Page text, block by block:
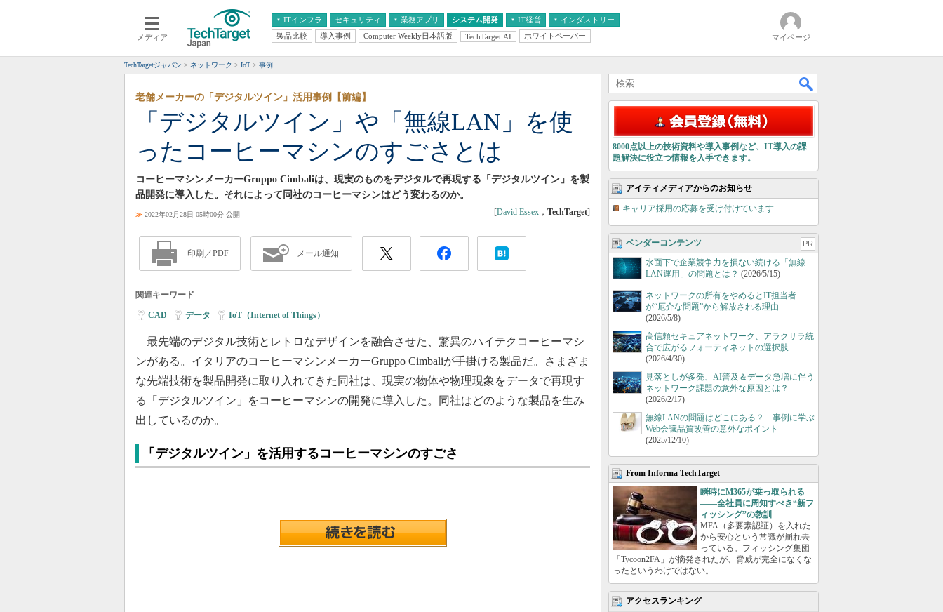
メディア
ITインフラ
クラウド
スマートモバイル
ネットワーク
システム運用管理
セキュリティ 業務アプリ
エンタープライズAI
ERP
CX
情報系システム
システム開発 IT経営
経営とIT
インダストリー
医療IT
製品比較 導入事例 Computer Weekly日本語版 TechTarget.AI ホワイトペーパー マイページ
TechTargetジャパン ネットワーク IoT 事例
「デジタルツイン」や「無線LAN」を使
ったコーヒーマシンのすごさとは
老舗メーカーの「デジタルツイン」活用事例【前編】
コーヒーマシンメーカーGruppo Cimbaliは、現実のものをデジタルで再現する「デジタルツイン」を製
品開発に導入した。それによって同社のコーヒーマシンはどう変わるのか。
≫ 2022年02月28日 05時00分 公開 [David Essex ， TechTarget]
印刷／PDF メール通知
関連キーワード
CAD データ IoT（Internet of Things）
最先端のデジタル技術とレトロなデザインを融合させた、驚異のハイテクコーヒーマシ
ンがある。イタリアのコーヒーマシンメーカーGruppo Cimbaliが手掛ける製品だ。さまざま
な先端技術を製品開発に取り入れてきた同社は、現実の物体や物理現象をデータで再現す
る「デジタルツイン」をコーヒーマシンの開発に導入した。同社はどのような製品を生み
出しているのか。
「デジタルツイン」を活用するコーヒーマシンのすごさ
8000点以上の技術資料や導入事例など、IT導入の課
題解決に役立つ情報を入手できます。
アイティメディアからのお知らせ
キャリア採用の応募を受け付けています
ベンダーコンテンツ PR
水面下で企業競争力を損ない続ける「無線
LAN運用」の問題とは？ (2026/5/15)
ネットワークの所有をやめるとIT担当者
が“厄介な問題”から解放される理由
(2026/5/8)
高信頼セキュアネットワーク、アラクサラ統
合で広がるフォーティネットの選択肢
(2026/4/30)
見落としが多発、AI普及＆データ急増に伴う
ネットワーク課題の意外な原因とは？
(2026/2/17)
無線LANの問題はどこにある？ 事例に学ぶ
Web会議品質改善の意外なポイント
(2025/12/10)
From Informa TechTarget
瞬時にM365が乗っ取られる
――全社員に周知すべき“新フ
ィッシング”の教訓
MFA（多要素認証）を入れた
から安心という常識が崩れ去
っている。フィッシング集団
「Tycoon2FA」が摘発されたが、脅威が完全になくな
ったというわけではない。
アクセスランキング